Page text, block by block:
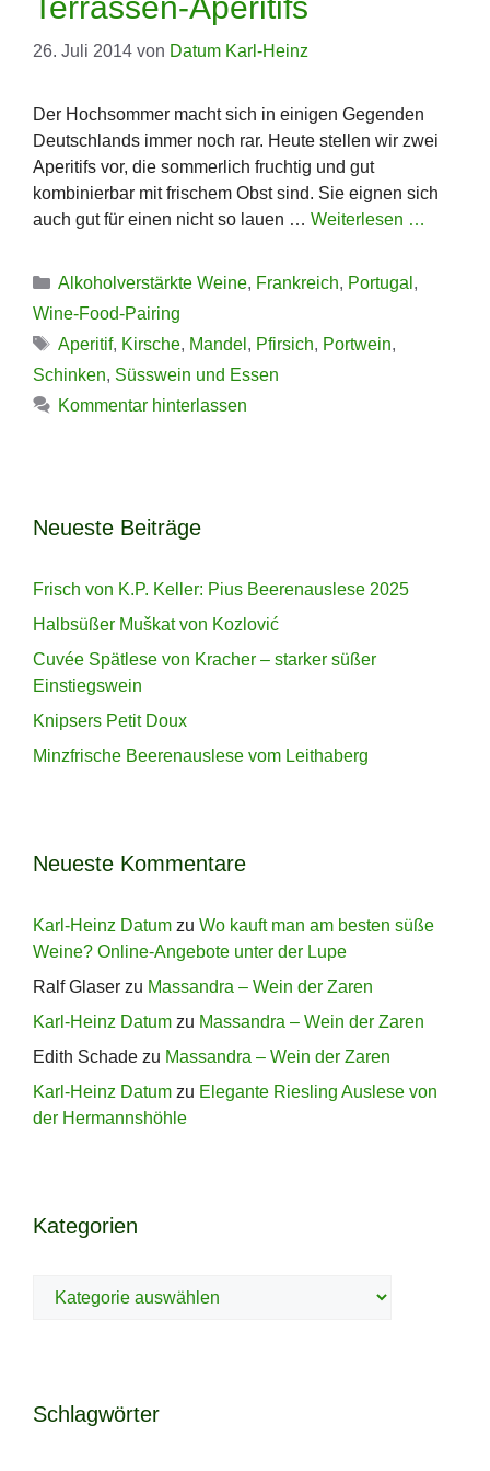
26. Juli 2014 von Datum Karl-Heinz
Der Hochsommer macht sich in einigen Gegenden
Deutschlands immer noch rar. Heute stellen wir zwei
Aperitifs vor, die sommerlich fruchtig und gut
kombinierbar mit frischem Obst sind. Sie eignen sich
auch gut für einen nicht so lauen … Weiterlesen …
Kategorien
Alkoholverstärkte Weine, Frankreich, Portugal ,
Wine-Food-Pairing
Schlagwörter
Aperitif, Kirsche, Mandel , Pfirsich, Portwein,
Schinken, Süsswein und Essen
Kommentar hinterlassen
Neueste Beiträge
Frisch von K.P. Keller: Pius Beerenauslese 2025
Halbsüßer Muškat von Kozlović
Cuvée Spätlese von Kracher – starker süßer
Einstiegswein
Knipsers Petit Doux
Minzfrische Beerenauslese vom Leithaberg
Neueste Kommentare
Karl-Heinz Datum zu Wo kauft man am besten süße
Weine? Online-Angebote unter der Lupe
Ralf Glaser zu Massandra – Wein der Zaren
Karl-Heinz Datum zu Massandra – Wein der Zaren
Edith Schade zu Massandra – Wein der Zaren
Karl-Heinz Datum zu Elegante Riesling Auslese von
der Hermannshöhle
Kategorien
Kategorien
Schlagwörter